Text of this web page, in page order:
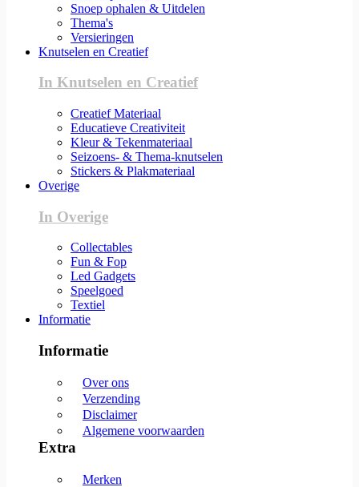
Snoep ophalen & Uitdelen
Thema's
Versieringen
Knutselen en Creatief
In Knutselen en Creatief
Creatief Materiaal
Educatieve Creativiteit
Kleur & Tekenmateriaal
Seizoens- & Thema-knutselen
Stickers & Plakmateriaal
Overige
In Overige
Collectables
Fun & Fop
Led Gadgets
Speelgoed
Textiel
Informatie
Informatie
Over ons
Verzending
Disclaimer
Algemene voorwaarden
Extra
Merken